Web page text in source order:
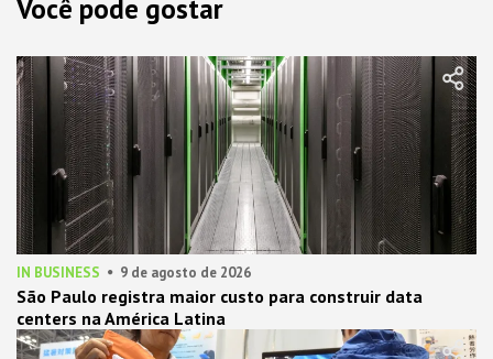
Você pode gostar
IN BUSINESS 9 de agosto de 2026
São Paulo registra maior custo para construir data
centers na América Latina